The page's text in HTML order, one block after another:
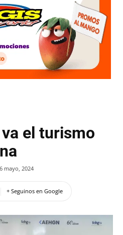
el turismo
6 mayo, 2024
+ Seguinos en Google